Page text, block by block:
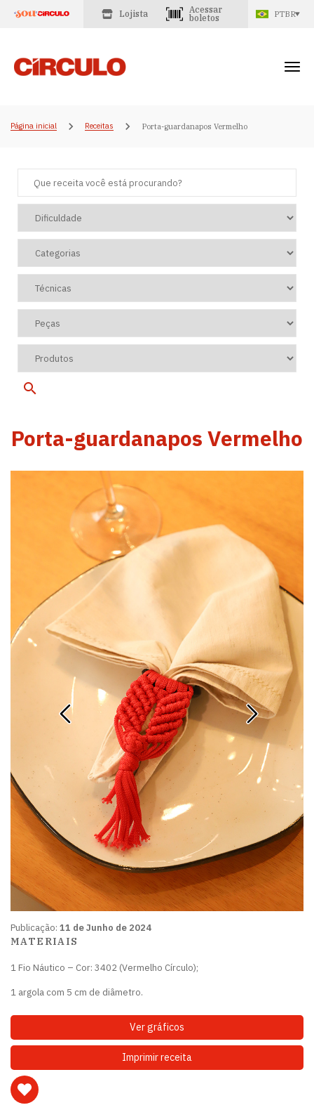
Lojista
Acessar
boletos
PTBR
Página inicial Receitas Porta-guardanapos Vermelho
Porta-guardanapos Vermelho
Publicação: 11 de Junho de 2024
MATERIAIS
1 Fio Náutico – Cor: 3402 (Vermelho Círculo);
1 argola com 5 cm de diâmetro.
Ver gráficos
Imprimir receita